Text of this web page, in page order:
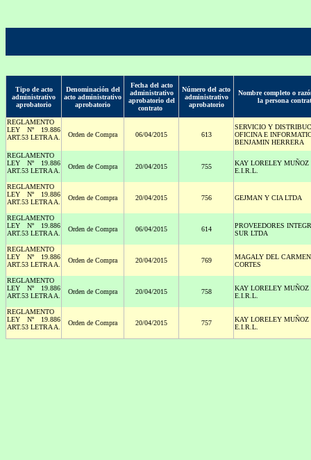
Tipo de acto
administrativo
aprobatorio
Denominación del
acto administrativo
aprobatorio
Fecha del acto
administrativo
aprobatorio del
contrato
Número del acto
administrativo
aprobatorio
Nombre completo o
la persona
REGLAMENTO
LEY Nº 19.886
ART.53 LETRA A.
Orden de Compra 06/04/2015 613
SERVICIO Y
OFICINA E
BENJAMIN HERRERA
REGLAMENTO
LEY Nº 19.886
ART.53 LETRA A.
Orden de Compra 20/04/2015 755
KAY LORELEY MUÑOZ
E.I.R.L.
REGLAMENTO
LEY Nº 19.886
ART.53 LETRA A.
Orden de Compra 20/04/2015 756 GEJMAN Y CIA LTDA
REGLAMENTO
LEY Nº 19.886
ART.53 LETRA A.
Orden de Compra 06/04/2015 614
PROVEEDORES
SUR LTDA
REGLAMENTO
LEY Nº 19.886
ART.53 LETRA A.
Orden de Compra 20/04/2015 769
MAGALY DEL
CORTES
REGLAMENTO
LEY Nº 19.886
ART.53 LETRA A.
Orden de Compra 20/04/2015 758
KAY LORELEY MUÑOZ
E.I.R.L.
REGLAMENTO
LEY Nº 19.886
ART.53 LETRA A.
Orden de Compra 20/04/2015 757
KAY LORELEY MUÑOZ
E.I.R.L.